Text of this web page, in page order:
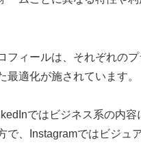
フィールは、それぞれの
最適化が施されています。
ではビジネス系の内容
で、Instagramではビジュ